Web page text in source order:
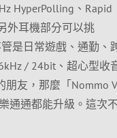
HyperPolling、Rapid
外耳機部分可以挑
管是日常遊戲、通勤、
/ 24bit、超心型收
友，那麼「Nommo
通通都能升級。這次